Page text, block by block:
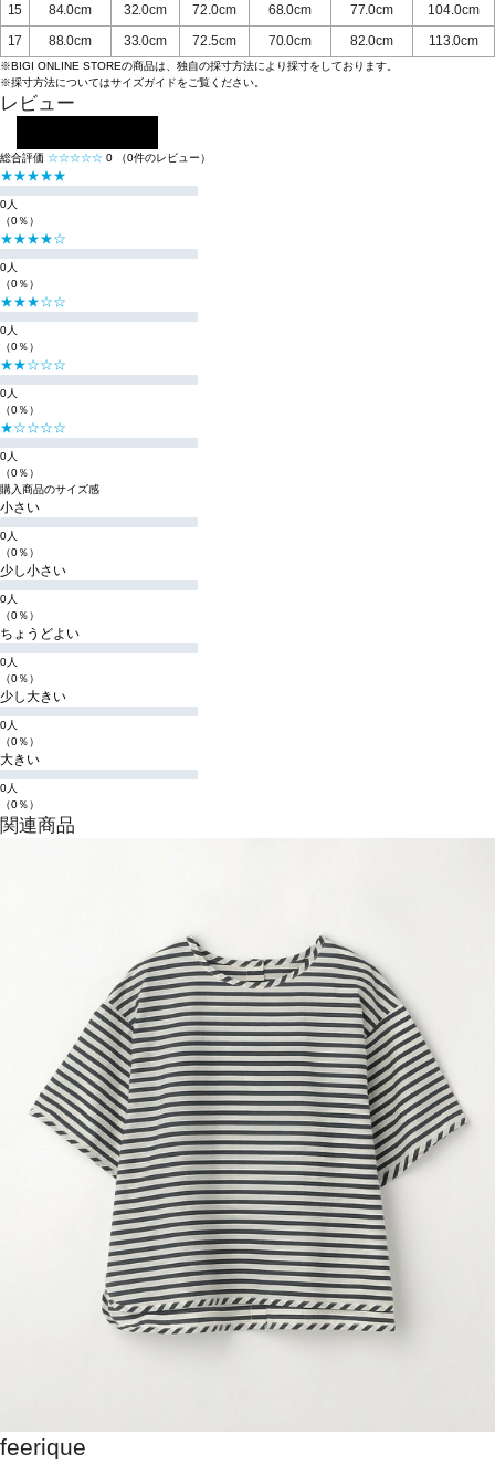
15
84.0cm 32.0cm 72.0cm 68.0cm 77.0cm
104.0cm
17
88.0cm 33.0cm 72.5cm 70.0cm 82.0cm 113.0cm
※BIGI ONLINE STOREの商品は、独自の採寸方法により採寸をしております。
※採寸方法についてはサイズガイドをご覧ください。
レビュー
総合評価 ☆☆☆☆☆ 0 （0件のレビュー）
★★★★★
0人
（0％）
★★★★☆
0人
（0％）
★★★☆☆
0人
（0％）
★★☆☆☆
0人
（0％）
★☆☆☆☆
0人
（0％）
購入商品のサイズ感
小さい
0人
（0％）
少し小さい
0人
（0％）
ちょうどよい
0人
（0％）
少し大きい
0人
（0％）
大きい
0人
（0％）
関連商品
feerique